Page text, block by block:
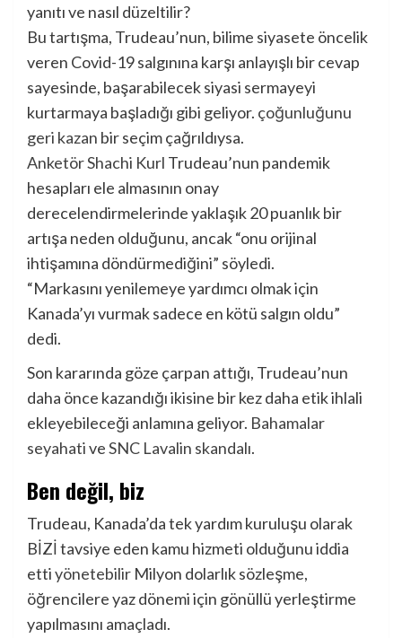
Bu tartışma, Trudeau’nun, bilime siyasete öncelik
veren Covid-19 salgınına karşı anlayışlı bir cevap
sayesinde, başarabilecek siyasi sermayeyi
kurtarmaya başladığı gibi geliyor. çoğunluğunu
geri kazan bir seçim çağrıldıysa.
Anketör Shachi Kurl Trudeau’nun pandemik
hesapları ele almasının onay
derecelendirmelerinde yaklaşık 20 puanlık bir
artışa neden olduğunu, ancak “onu orijinal
ihtişamına döndürmediğini” söyledi.
“Markasını yenilemeye yardımcı olmak için
Kanada’yı vurmak sadece en kötü salgın oldu”
dedi.
Son kararında göze çarpan attığı, Trudeau’nun
daha önce kazandığı ikisine bir kez daha etik ihlali
ekleyebileceği anlamına geliyor. Bahamalar
seyahativeSNC Lavalin skandalı.
Ben değil, biz
Trudeau, Kanada’da tek yardım kuruluşu olarak
BİZİ tavsiye eden kamu hizmeti olduğunu iddia
ettiyönetebilir Milyon dolarlık sözleşme,
öğrencilere yaz dönemi için gönüllü yerleştirme
yapılmasını amaçladı.